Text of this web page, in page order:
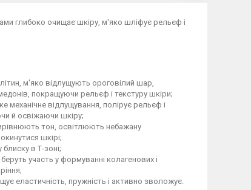
глибоко очищає шкіру, м'яко шліфує рельєф і
м'яко відлущують ороговілий шар,
покращуючи рельєф і текстуру шкіри;
відлущування, полірує рельєф і
й освіжаючи шкіру;
тон, освітлюють небажану
шкірі;
в Т-зоні;
участь у формуванні колагенових і
еластичність, пружність і активно зволожує.